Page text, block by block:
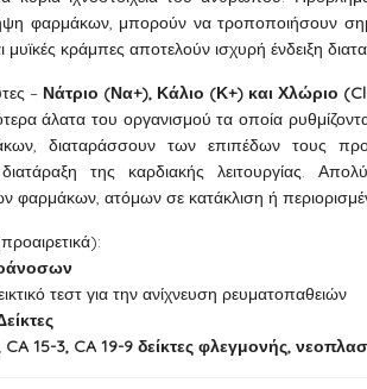
φαρμάκων, μπορούν να τροποποιήσουν
μυϊκές κράμπες αποτελούν ισχυρή ένδειξη
– Νάτριο (Να+), Κάλιο (Κ+) και Χλώριο
άλατα του οργανισμού τα οποία
διαταράσσουν των επιπέδων τους
διατάραξη της καρδιακής λειτουργίας.
φαρμάκων, ατόμων σε κατάκλιση ή
τεστ για την ανίχνευση ρευματοπαθειών
CA 15-3, CA 19-9 δείκτες φλεγμονής,